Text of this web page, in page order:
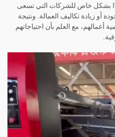
بشكل خاص للشركات التي تسعى
أو زيادة تكاليف العمالة. ونتيجة
أعمالهم، مع العلم بأن احتياجاتهم